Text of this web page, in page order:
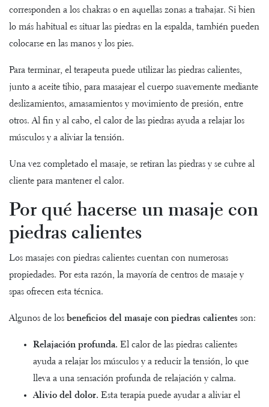
corresponden a los chakras o en aquellas zonas a trabajar. Si bien
lo más habitual es situar las piedras en la espalda, también pueden
colocarse en las manos y los pies.
Para terminar, el terapeuta puede utilizar las piedras calientes,
junto a aceite tibio, para masajear el cuerpo suavemente mediante
deslizamientos, amasamientos y movimiento de presión, entre
otros. Al fin y al cabo, el calor de las piedras ayuda a relajar los
músculos y a aliviar la tensión.
Una vez completado el masaje, se retiran las piedras y se cubre al
cliente para mantener el calor.
Por qué hacerse un masaje con
piedras calientes
Los masajes con piedras calientes cuentan con numerosas
propiedades. Por esta razón, la mayoría de centros de masaje y
spas ofrecen esta técnica.
Algunos de los beneficios del masaje con piedras calientes son:
Relajación profunda. El calor de las piedras calientes
ayuda a relajar los músculos y a reducir la tensión, lo que
lleva a una sensación profunda de relajación y calma.
Alivio del dolor. Esta terapia puede ayudar a aliviar el